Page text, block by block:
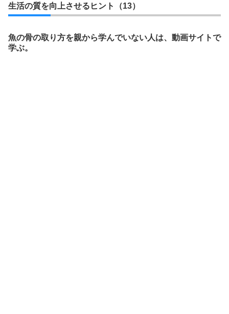
生活の質を向上させるヒント（13）
魚の骨の取り方を親から学んでいない人は、動画サイトで
学ぶ。